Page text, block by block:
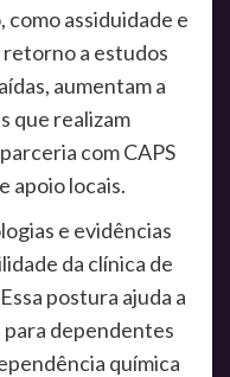
assiduidade e
retorno a estudos
aumentam a
que realizam
com CAPS
apoio locais.
e evidências
da clínica de
postura ajuda a
dependentes
química